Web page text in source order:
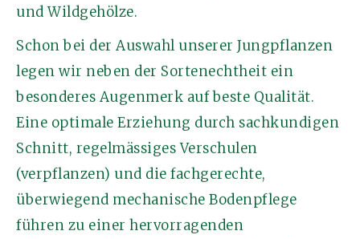
und Wildgehölze.
Schon bei der Auswahl unserer Jungpflanzen
legen wir neben der Sortenechtheit ein
besonderes Augenmerk auf beste Qualität.
Eine optimale Erziehung durch sachkundigen
Schnitt, regelmässiges Verschulen
(verpflanzen) und die fachgerechte,
überwiegend mechanische Bodenpflege
führen zu einer hervorragenden